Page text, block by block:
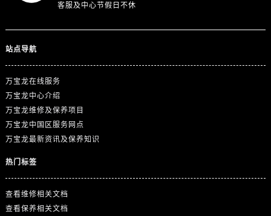
江苏省泰州市海陵区永定东路399号置地商务中心东塔（华润万象城）17层1706室万国售后服务中心（需提前预约）
江苏省盐城市盐都区世纪大道5号盐城金融城写字楼1号楼16层1604室万国售后服务中心（需提前预约）
客服及中心节假日不休
站点导航
万宝龙在线服务
万宝龙中心介绍
万宝龙维修及保养项目
万宝龙中国区服务网点
万宝龙最新资讯及保养知识
热门标签
查看维修相关文档
查看保养相关文档